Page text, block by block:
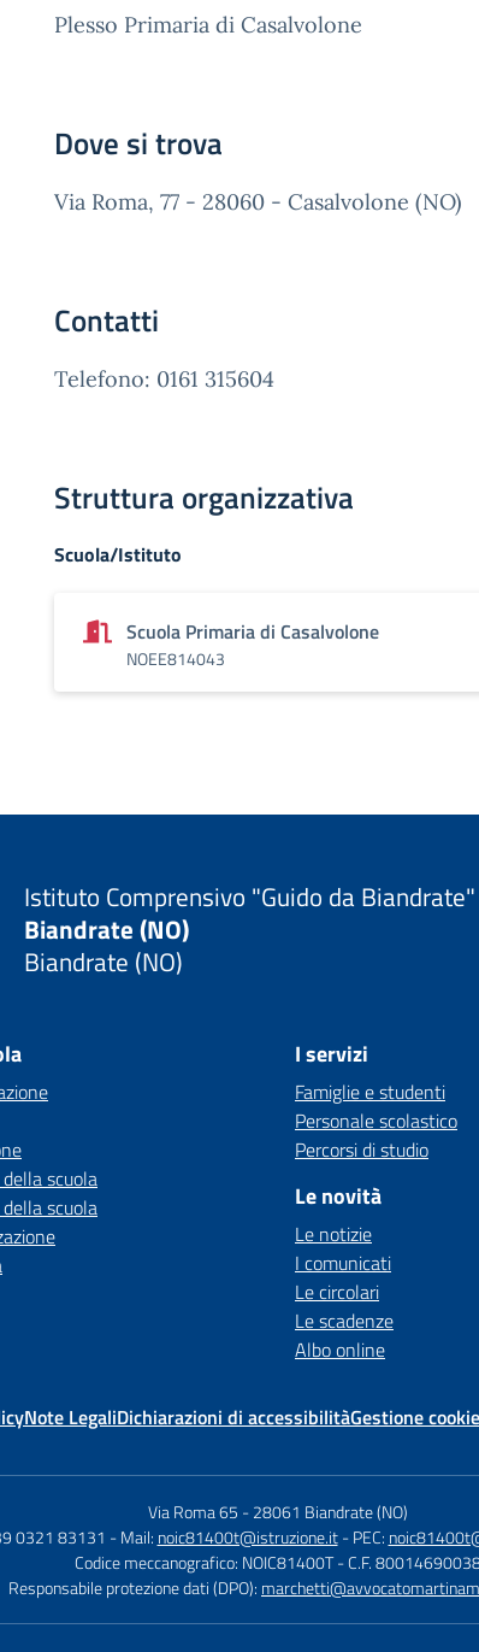
Plesso Primaria di Casalvolone
Dove si trova
Via Roma, 77 - 28060 - Casalvolone (NO)
Contatti
Telefono: 0161 315604
Struttura organizzativa
Scuola/Istituto
Scuola Primaria di Casalvolone
NOEE814043
Istituto Comprensivo "Guido da Biandrate"
Biandrate (NO)
Biandrate (NO)
scuola
scuola
I servizi
Famiglie e studenti
Personale scolastico
Percorsi di studio
Le novità
Le notizie
I comunicati
Le circolari
Le scadenze
Albo online
Note LegaliDichiarazioni di accessibilitàGestione cookie
Via Roma 65 -28061 Biandrate (NO)
0321 83131 - Mail: noic81400t@istruzione.it - PEC:
Codice meccanografico: NOIC81400T- C.F.
Responsabile protezione dati (DPO):